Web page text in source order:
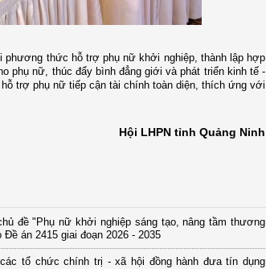
phương thức hỗ trợ phụ nữ khởi nghiệp, thành lập hợp
phụ nữ, thúc đẩy bình đẳng giới và phát triển kinh tế -
trợ phụ nữ tiếp cận tài chính toàn diện, thích ứng với
Hội LHPN tỉnh Quảng Ninh
đề "Phụ nữ khởi nghiệp sáng tạo, nâng tầm thương
Đề án 2415 giai đoạn 2026 - 2035
tổ chức chính trị - xã hội đồng hành đưa tín dụng